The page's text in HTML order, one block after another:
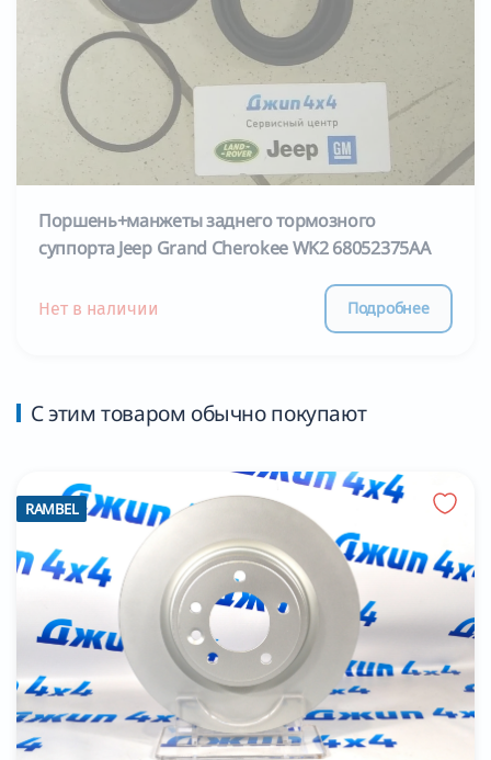
Поршень+манжеты заднего тормозного
суппорта Jeep Grand Cherokee WK2 68052375AA
Нет в наличии Подробнее
С этим товаром обычно покупают
RAMBEL